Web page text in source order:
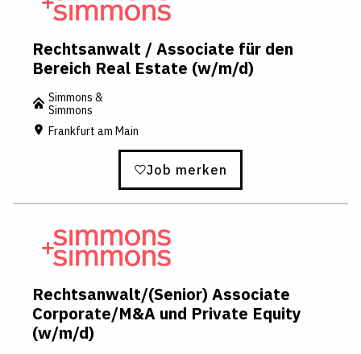
Rechtsanwalt / Associate für den
Bereich Real Estate (w/m/d)
Simmons &
Simmons
Frankfurt am Main
Job merken
Rechtsanwalt/(Senior) Associate
Corporate/M&A und Private Equity
(w/m/d)